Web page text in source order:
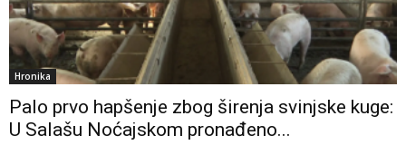
Hronika
Palo prvo hapšenje zbog širenja svinjske kuge:
U Salašu Noćajskom pronađeno...